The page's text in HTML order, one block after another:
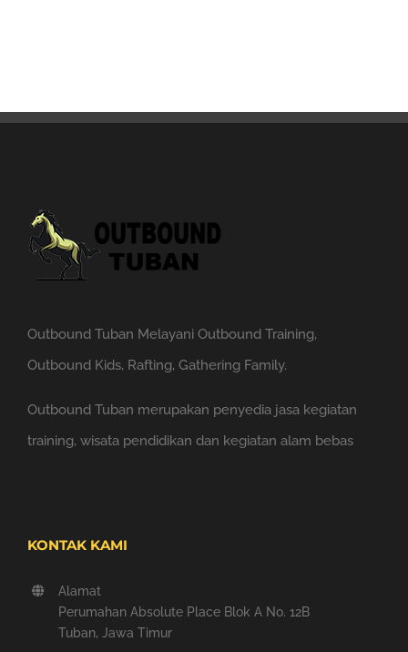
Outbound Tuban Melayani Outbound Training,
Outbound Kids, Rafting, Gathering Family.
Outbound Tuban merupakan penyedia jasa kegiatan
training, wisata pendidikan dan kegiatan alam bebas
KONTAK KAMI
Alamat
Perumahan Absolute Place Blok A No. 12B
Tuban, Jawa Timur